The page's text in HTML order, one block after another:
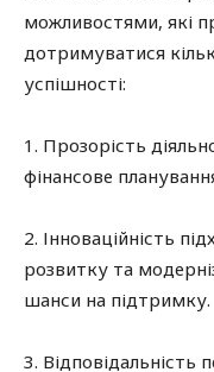
можливостями, які
дотримуватися
успішності:
1. Прозорість
фінансове
2. Інноваційність
розвитку та
шанси на підтримку.
3.